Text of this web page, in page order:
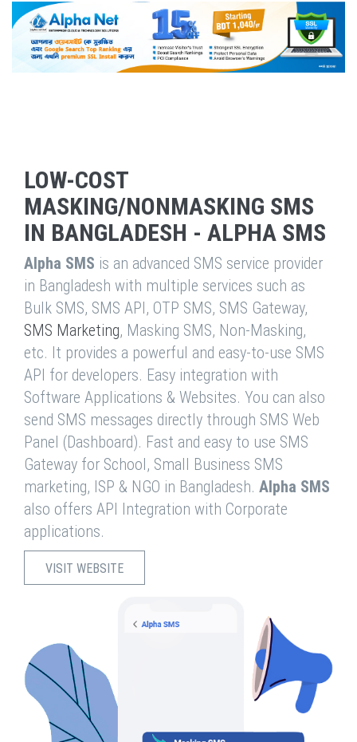
LOW-COST
MASKING/NONMASKING SMS
IN BANGLADESH - ALPHA SMS
Alpha SMS is an advanced SMS service provider
in Bangladesh with multiple services such as
Bulk SMS, SMS API, OTP SMS, SMS Gateway,
SMS Marketing, Masking SMS, Non-Masking,
etc. It provides a powerful and easy-to-use SMS
API for developers. Easy integration with
Software Applications & Websites. You can also
send SMS messages directly through SMS Web
Panel (Dashboard). Fast and easy to use SMS
Gateway for School, Small Business SMS
marketing, ISP & NGO in Bangladesh. Alpha SMS
also offers API Integration with Corporate
applications.
VISIT WEBSITE